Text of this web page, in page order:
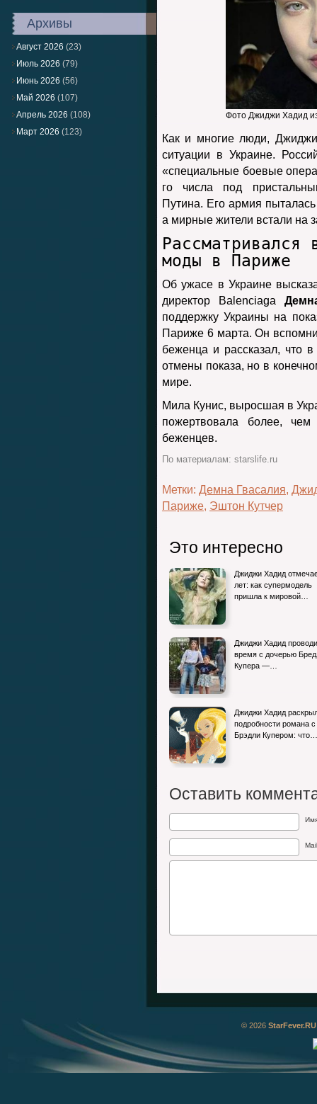
Архивы
Август 2026 (23)
Июль 2026 (79)
Июнь 2026 (56)
Май 2026 (107)
Апрель 2026 (108)
Март 2026 (123)
Фото Джиджи Хадид
Как и многие люди,
ситуации в Украине.
«специальные боевые
го числа под
Путина. Его армия
а мирные жители встали на
Рассматривался
моды в Париже
Об ужасе в Украине
директор Balenciaga
поддержку Украины на
Париже 6 марта. Он
беженца и рассказал, что
отмены показа, но в
мире.
Мила Кунис, выросшая в
пожертвовала более,
беженцев.
По материалам: starslife.ru
Метки: Демна Гвасалия,
Париже, Эштон Кутчер
Это интересно
Джиджи Хадид
лет: как супермодель
пришла к мировой…
Джиджи Хадид
время с дочерью
Купера —…
Джиджи Хадид
подробности романа с
Брэдли Купером: что…
Оставить
© 2026 StarFever.RU